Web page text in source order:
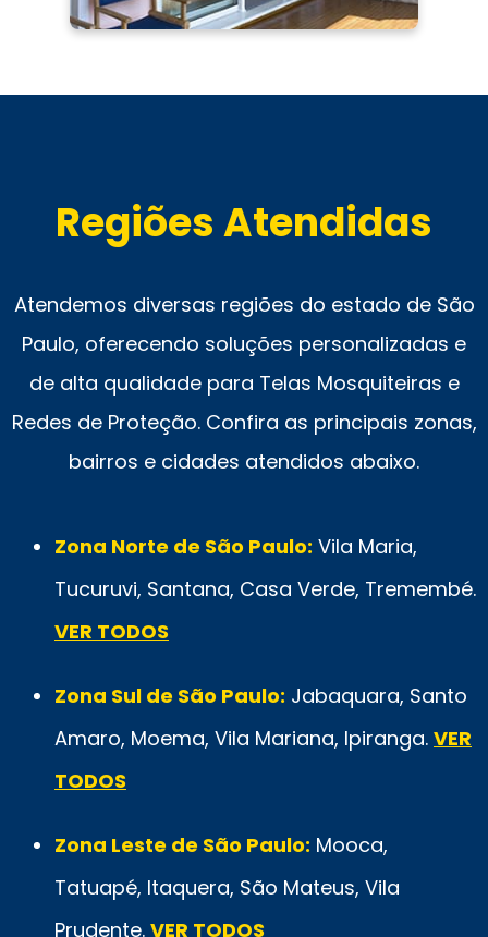
Regiões Atendidas
Atendemos diversas regiões do estado de São
Paulo, oferecendo soluções personalizadas e
de alta qualidade para Telas Mosquiteiras e
Redes de Proteção. Confira as principais zonas,
bairros e cidades atendidos abaixo.
Zona Norte de São Paulo: Vila Maria,
Tucuruvi, Santana, Casa Verde, Tremembé.
VER TODOS
Zona Sul de São Paulo: Jabaquara, Santo
Amaro, Moema, Vila Mariana, Ipiranga. VER
TODOS
Zona Leste de São Paulo: Mooca,
Tatuapé, Itaquera, São Mateus, Vila
Prudente. VER TODOS